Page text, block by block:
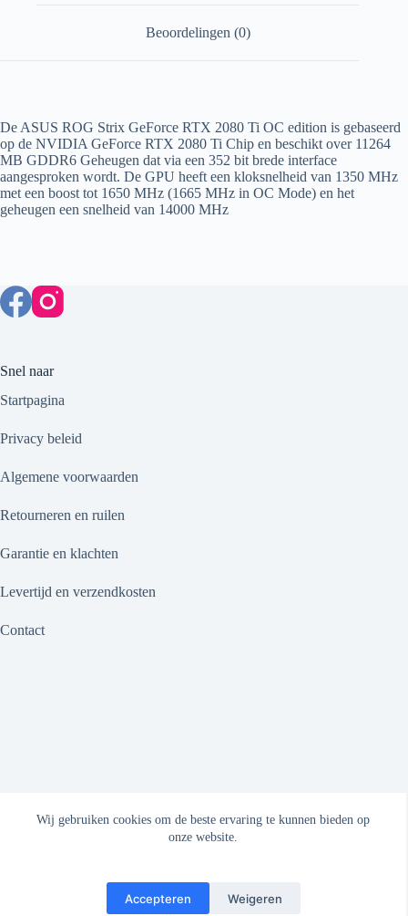
Wij gebruiken cookies om de beste ervaring te kunnen bieden op
onze website.
Accepteren Weigeren
Beoordelingen (0)
De ASUS ROG Strix GeForce RTX 2080 Ti OC edition is gebaseerd
op de NVIDIA GeForce RTX 2080 Ti Chip en beschikt over 11264
MB GDDR6 Geheugen dat via een 352 bit brede interface
aangesproken wordt. De GPU heeft een kloksnelheid van 1350 MHz
met een boost tot 1650 MHz (1665 MHz in OC Mode) en het
geheugen een snelheid van 14000 MHz
Snel naar
Startpagina
Privacy beleid
Algemene voorwaarden
Retourneren en ruilen
Garantie en klachten
Levertijd en verzendkosten
Contact